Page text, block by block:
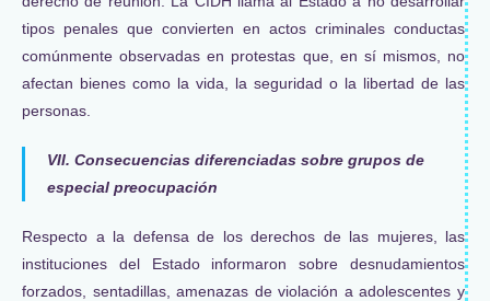
tipos penales que convierten en actos criminales conductas
comúnmente observadas en protestas que, en sí mismos, no
afectan bienes como la vida, la seguridad o la libertad de las
personas.
VII. Consecuencias diferenciadas sobre grupos de
especial preocupación
Respecto a la defensa de los derechos de las mujeres, las
instituciones del Estado informaron sobre desnudamientos
forzados, sentadillas, amenazas de violación a adolescentes y